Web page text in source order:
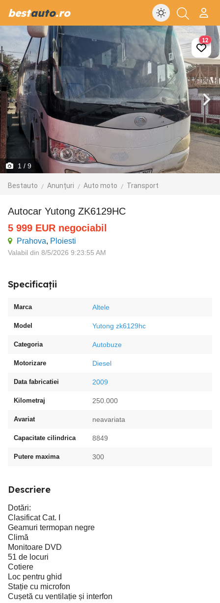
bestauto.ro
1 / 9
Bestauto Anunțuri Auto moto Transport
12
Autocar Yutong ZK6129HC
5 999 EUR negociabil
Prahova, Ploiesti
Valabil din 8/5/2026 9:23:55 AM
Specificații
Marca Altele
Model Yutong zk6129hc
Categoria Autobuze
Motorizare Diesel
Data fabricatiei 2009
Kilometraj 250.000
Avariat neavariata
Capacitate cilindrica 8849
Putere maxima 300
Descriere
Dotări:
Clasificat Cat. I
Geamuri termopan negre
Climă
Monitoare DVD
51 de locuri
Cotiere
Loc pentru ghid
Stație cu microfon
Cușetă cu ventilație și interfon